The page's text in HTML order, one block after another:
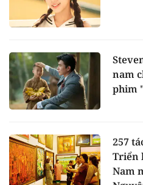
nam
phim
257
Triển
Nam